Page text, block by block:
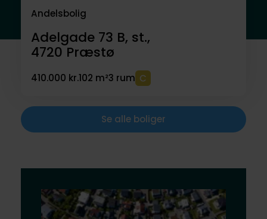
Andelsbolig
Adelgade 73 B, st.,
4720 Præstø
410.000 kr.102 m²3 rum
Se alle boliger